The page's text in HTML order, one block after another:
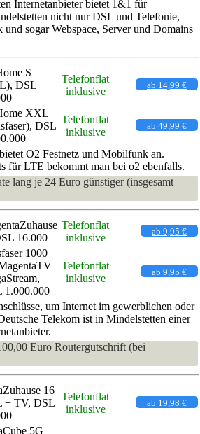
Internetanbieter bietet 1&1 für
nicht nur DSL und Telefonie,
sogar Webspace, Server und Domains
S
DSL
Telefonflat
inklusive
ab 14,99 €
XXL
DSL
Telefonflat
inklusive
ab 49,99 €
O2 Festnetz und Mobilfunk an.
für LTE bekommt man bei o2 ebenfalls.
lang je 24 Euro günstiger (insgesamt
16.000
Telefonflat
inklusive
ab 9,95 €
1000
1.000.000
Telefonflat
inklusive
ab 9,95 €
um Internet im gewerblichen oder
Telekom ist in Mindelstetten einer
Euro Routergutschrift (bei
16
+ TV, DSL
Telefonflat
inklusive
ab 19,98 €
5G